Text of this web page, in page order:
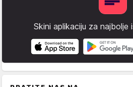
Skini aplikaciju za najbolje